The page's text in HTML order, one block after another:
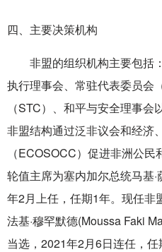
四、主要决策机构
非盟的组织机构主要包括
执行理事会、常驻代表委员会
（STC）、和平与安全理事会
非盟结构通过泛非议会和经济
（ECOSOCC）促进非洲公
轮值主席为塞内加尔总统马基
年2月上任，任期1年。现任非
法基·穆罕默德(Moussa Faki
当选，2021年2月6日连任，任